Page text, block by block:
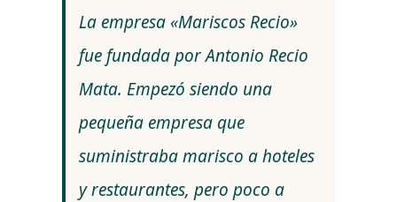
La empresa «Mariscos Recio»
fue fundada por Antonio Recio
Mata. Empezó siendo una
pequeña empresa que
suministraba marisco a hoteles
y restaurantes, pero poco a